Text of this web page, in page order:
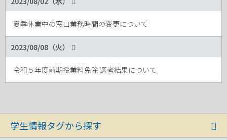
夏季休業中の窓口業務時間の変更について
2023/08/08（火）
令和５年度前期授業料免除 選考結果について
学生情報タグから探す